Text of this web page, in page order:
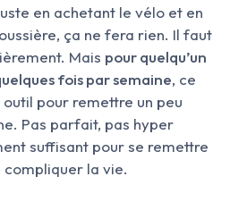
en achetant le vélo et en
ça ne fera rien. Il faut
Mais pour quelqu’un
fois par semaine, ce
outil pour remettre un peu
Pas parfait, pas hyper
suffisant pour se remettre
compliquer la vie.